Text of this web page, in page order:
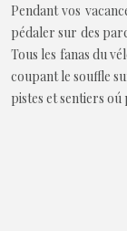
Pendant vos
pédaler sur des
Tous les fanas du
coupant le souffle
pistes et sentiers